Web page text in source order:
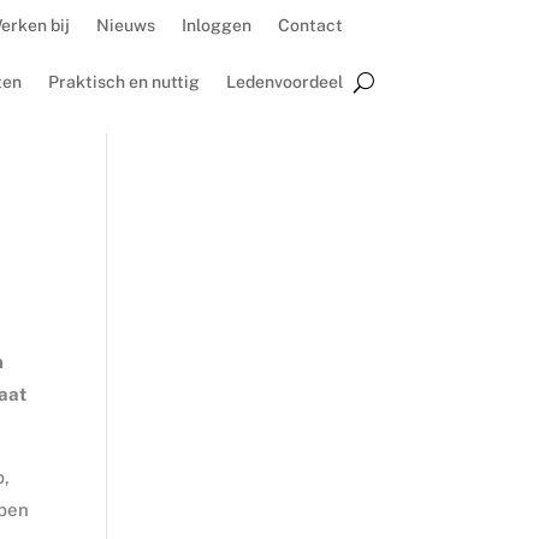
bij Nieuws Inloggen Contact
Praktisch en nuttig Ledenvoordeel